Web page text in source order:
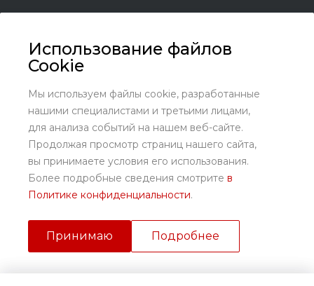
Использование файлов
Cookie
Мы используем файлы cookie, разработанные
нашими специалистами и третьими лицами,
для анализа событий на нашем веб-сайте.
Продолжая просмотр страниц нашего сайта,
вы принимаете условия его использования.
Более подробные сведения смотрите в
Политике конфиденциальности.
Принимаю Подробнее
sales@kundrat.ru
Ростовская обл., Октябрьский р-н., х. Заречный, ул.
Заречная, 58